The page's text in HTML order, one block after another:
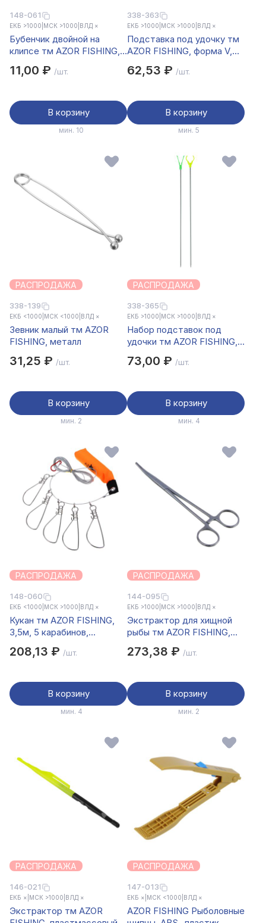
148-061
ЕКБ >1000 МСК >1000 ВЛД ×
Бубенчик двойной на
клипсе тм AZOR FISHING,
11,00 ₽ /шт.
В корзину
мин. 10
338-363
ЕКБ >1000 МСК >1000 ВЛД ×
Подставка под удочку тм
AZOR FISHING, форма V,
62,53 ₽ /шт.
В корзину
мин. 5
РАСПРОДАЖА
338-139
ЕКБ <1000 МСК <1000 ВЛД ×
Зевник малый тм AZOR
FISHING, металл
31,25 ₽ /шт.
В корзину
мин. 2
РАСПРОДАЖА
338-365
ЕКБ >1000 МСК >1000 ВЛД ×
Набор подставок под
удочки тм AZOR FISHING,
73,00 ₽ /шт.
В корзину
мин. 4
РАСПРОДАЖА
148-060
ЕКБ <1000 МСК >1000 ВЛД ×
Кукан тм AZOR FISHING,
3,5м, 5 карабинов,
ПВХ сумка
208,13 ₽ /шт.
В корзину
мин. 4
РАСПРОДАЖА
144-095
ЕКБ >1000 МСК >1000 ВЛД ×
Экстрактор для хищной
рыбы тм AZOR FISHING,
273,38 ₽ /шт.
В корзину
мин. 2
РАСПРОДАЖА
146-021
ЕКБ × МСК >1000 ВЛД ×
Экстрактор тм AZOR
РАСПРОДАЖА
147-013
ЕКБ × МСК <1000 ВЛД ×
AZOR FISHING Рыболовные